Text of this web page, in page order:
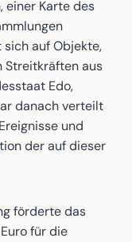
einer Karte des
auf Objekte,
Streitkräften aus
Edo,
danach verteilt
und
der auf dieser
förderte das
für die